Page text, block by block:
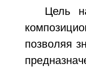
Цель
позволяя